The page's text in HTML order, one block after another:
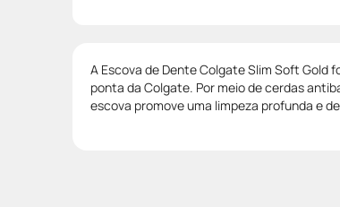
A Escova de Dente Colgate Slim Soft Gold
ponta da Colgate. Por meio de cerdas
escova promove uma limpeza profunda e